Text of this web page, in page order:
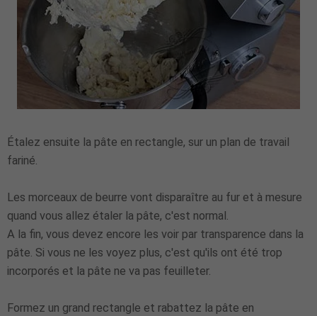
Étalez ensuite la pâte en rectangle, sur un plan de travail
fariné.
Les morceaux de beurre vont disparaître au fur et à mesure
quand vous allez étaler la pâte, c'est normal.
A la fin, vous devez encore les voir par transparence dans la
pâte. Si vous ne les voyez plus, c'est qu'ils ont été trop
incorporés et la pâte ne va pas feuilleter.
Formez un grand rectangle et rabattez la pâte en